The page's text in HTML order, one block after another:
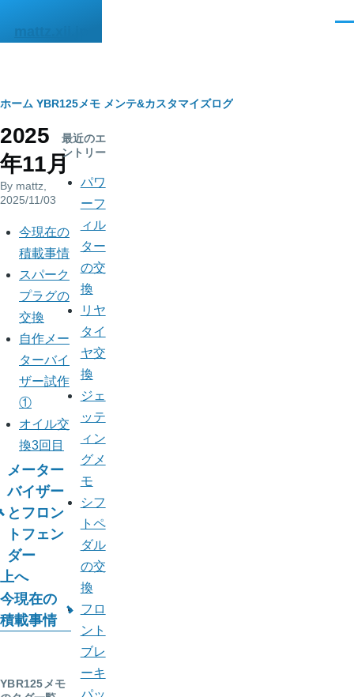
mattz.xii.jp
パ
ン
く
ず
ホーム YBR125メモ メンテ&カスタマイズログ
2025
年11月
By mattz
2025/11/03
今現在の
積載事情
スパーク
プラグの
交換
自作メー
ターバイ
ザー試作
①
オイル交
換3回目
ブ
ッ
ク
横
断
リ
ク:
メーター
バイザー
とフロン
トフェン
ダー
上へ
今現在の
積載事情
YBR125メモ
最近のエ
ントリー
パワ
ーフ
ィル
ター
の交
換
リヤ
タイ
ヤ交
換
ジェ
ッテ
ィン
グメ
モ
シフ
トペ
ダル
の交
換
フロ
ント
ブレ
ーキ